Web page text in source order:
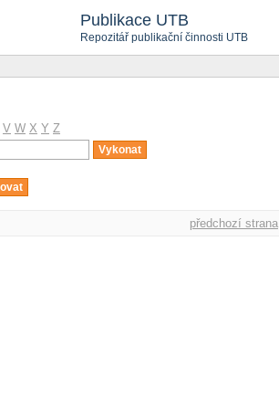
Publikace UTB
Repozitář publikační činnosti UTB
V W X Y Z
předchozí strana